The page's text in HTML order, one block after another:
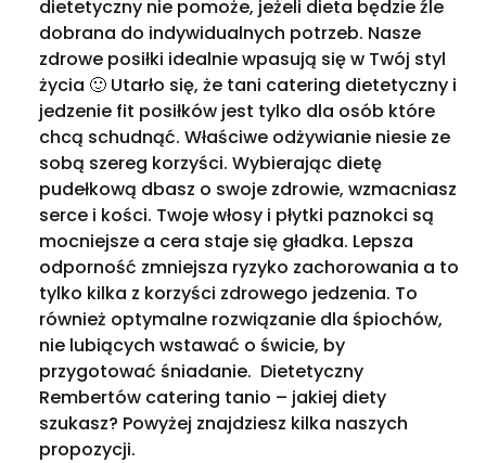
dietetyczny nie pomoże, jeżeli dieta będzie źle
dobrana do indywidualnych potrzeb. Nasze
zdrowe posiłki idealnie wpasują się w Twój styl
życia 🙂 Utarło się, że tani catering dietetyczny i
jedzenie fit posiłków jest tylko dla osób które
chcą schudnąć. Właściwe odżywianie niesie ze
sobą szereg korzyści. Wybierając dietę
pudełkową dbasz o swoje zdrowie, wzmacniasz
serce i kości. Twoje włosy i płytki paznokci są
mocniejsze a cera staje się gładka. Lepsza
odporność zmniejsza ryzyko zachorowania a to
tylko kilka z korzyści zdrowego jedzenia. To
również optymalne rozwiązanie dla śpiochów,
nie lubiących wstawać o świcie, by
przygotować śniadanie. Dietetyczny
Rembertów catering tanio – jakiej diety
szukasz? Powyżej znajdziesz kilka naszych
propozycji.